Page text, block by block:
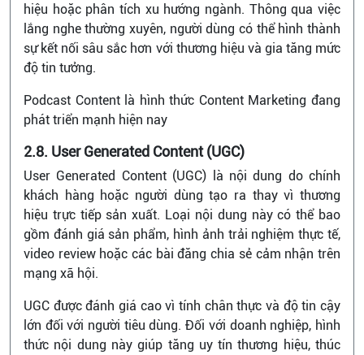
hiệu hoặc phân tích xu hướng ngành. Thông qua việc
lắng nghe thường xuyên, người dùng có thể hình thành
sự kết nối sâu sắc hơn với thương hiệu và gia tăng mức
độ tin tưởng.
Podcast Content là hình thức Content Marketing đang
phát triển mạnh hiện nay
2.8. User Generated Content (UGC)
User Generated Content (UGC) là nội dung do chính
khách hàng hoặc người dùng tạo ra thay vì thương
hiệu trực tiếp sản xuất. Loại nội dung này có thể bao
gồm đánh giá sản phẩm, hình ảnh trải nghiệm thực tế,
video review hoặc các bài đăng chia sẻ cảm nhận trên
mạng xã hội.
UGC được đánh giá cao vì tính chân thực và độ tin cậy
lớn đối với người tiêu dùng. Đối với doanh nghiệp, hình
thức nội dung này giúp tăng uy tín thương hiệu, thúc